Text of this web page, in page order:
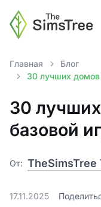
Главная
Блог
30 лучших домов
30
базовой
От: TheSimsTree
17.11.2025